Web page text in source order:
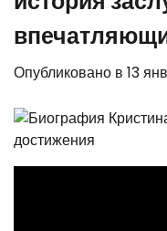
Опубликовано в 13